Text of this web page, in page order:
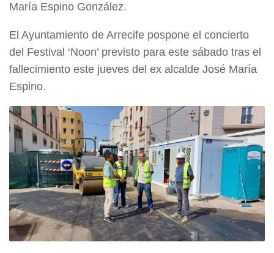
María Espino González.
El Ayuntamiento de Arrecife pospone el concierto
del Festival ‘Noon’ previsto para este sábado tras el
fallecimiento este jueves del ex alcalde José María
Espino.